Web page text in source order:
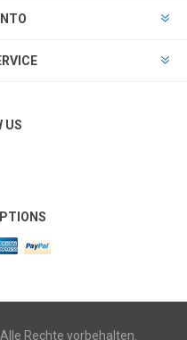
US
Rechte vorbehalten.